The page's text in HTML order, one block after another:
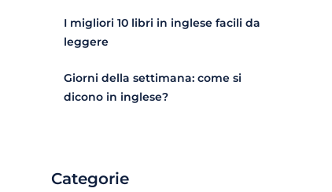
I migliori 10 libri in inglese facili da
leggere
Giorni della settimana: come si
dicono in inglese?
Categorie